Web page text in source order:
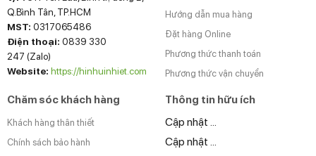
Q.Bình Tân, TP.HCM
MST: 0317065486
Điện thoại: 0839 330
247 (Zalo)
Website: https://hinhuinhiet.com
Hướng dẫn mua hàng
Đặt hàng Online
Phương thức thanh toán
Phương thức vận chuyển
Chăm sóc khách hàng
Khách hàng thân thiết
Chính sách bảo hành
Thông tin hữu ích
Cập nhật ...
Cập nhật ...